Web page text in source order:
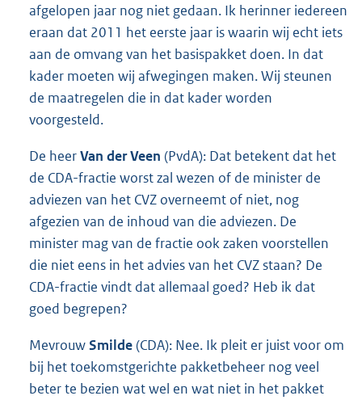
afgelopen jaar nog niet gedaan. Ik herinner iedereen
eraan dat 2011 het eerste jaar is waarin wij echt iets
aan de omvang van het basispakket doen. In dat
kader moeten wij afwegingen maken. Wij steunen
de maatregelen die in dat kader worden
voorgesteld.
De heerVan der Veen (PvdA): Dat betekent dat het
de CDA-fractie worst zal wezen of de minister de
adviezen van het CVZ overneemt of niet, nog
afgezien van de inhoud van die adviezen. De
minister mag van de fractie ook zaken voorstellen
die niet eens in het advies van het CVZ staan? De
CDA-fractie vindt dat allemaal goed? Heb ik dat
goed begrepen?
MevrouwSmilde(CDA): Nee. Ik pleit er juist voor om
bij het toekomstgerichte pakketbeheer nog veel
beter te bezien wat wel en wat niet in het pakket